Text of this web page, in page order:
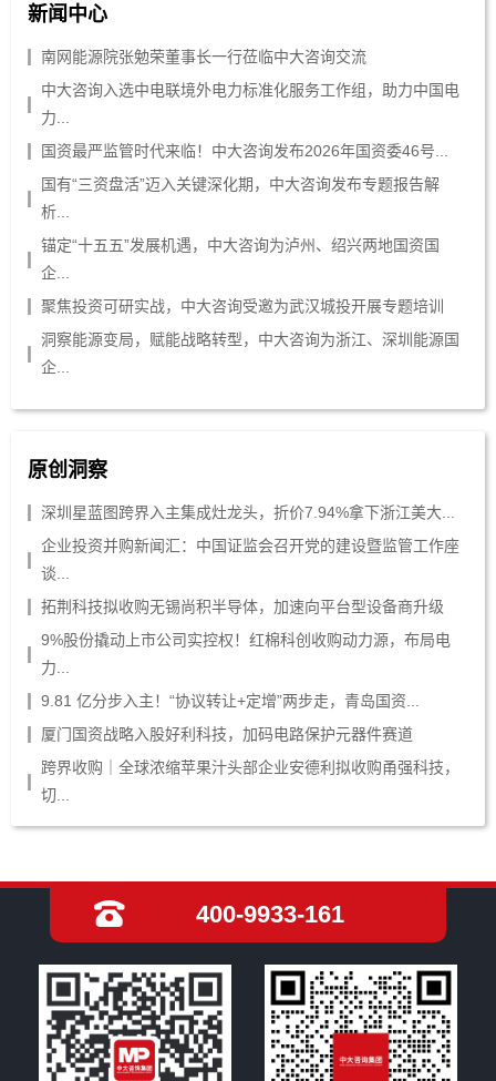
新闻中心
南网能源院张勉荣董事长一行莅临中大咨询交流
中大咨询入选中电联境外电力标准化服务工作组，助力中国电
力...
国资最严监管时代来临！中大咨询发布2026年国资委46号...
国有“三资盘活”迈入关键深化期，中大咨询发布专题报告解
析...
锚定“十五五”发展机遇，中大咨询为泸州、绍兴两地国资国
企...
聚焦投资可研实战，中大咨询受邀为武汉城投开展专题培训
洞察能源变局，赋能战略转型，中大咨询为浙江、深圳能源国
企...
原创洞察
深圳星蓝图跨界入主集成灶龙头，折价7.94%拿下浙江美大...
企业投资并购新闻汇：中国证监会召开党的建设暨监管工作座
谈...
拓荆科技拟收购无锡尚积半导体，加速向平台型设备商升级
9%股份撬动上市公司实控权！红棉科创收购动力源，布局电
力...
9.81 亿分步入主！“协议转让+定增”两步走，青岛国资...
厦门国资战略入股好利科技，加码电路保护元器件赛道
跨界收购｜全球浓缩苹果汁头部企业安德利拟收购甬强科技，
切...
400-9933-161